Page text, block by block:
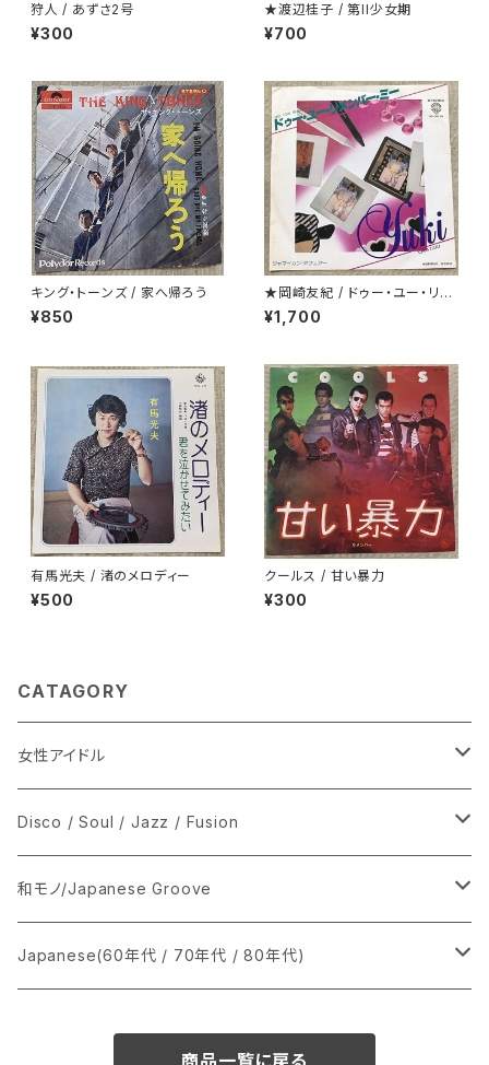
狩人 / あずさ2号
¥300
★渡辺桂子 / 第II少女期
¥700
キング・トーンズ / 家へ帰ろう
¥850
★岡崎友紀 / ドゥー・ユー・リメ
ンバー・ミー
¥1,700
有馬光夫 / 渚のメロディー
¥500
クールス / 甘い暴力
¥300
CATAGORY
女性アイドル
シングル盤
あ行
か行
LP
CD
Disco / Soul / Jazz / Fusion
シングル盤
A
12インチ・シングル
和モノ/Japanese Groove
シングル盤
Japanese(60年代 / 70年代 / 80年代)
商品一覧に戻る